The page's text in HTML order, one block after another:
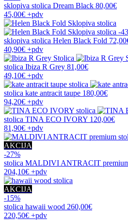
sklopiva stolica Dream Black 80,00€
45,00€ +pdv
-
sklopiva stolica Helen Black Fold
40,90€ +pdv
stolica Ibiza R Grey 81,00€
49,10€ +pdv
stolica kate antracit taupe 180,00€
94,20€ +pdv
stolica TINA ECO IVORY 120,00€
81,90€ +pdv
AKCIJA
-27%
stolica MALDIVI ANTRACIT
204,10€ +pdv
AKCIJA
-15%
stolica hawaii wood 260,00€
220,50€ +pdv